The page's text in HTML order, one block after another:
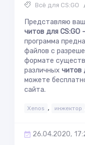
Всё для CS:GO
Представляю
читов для CS:GO
программа
файлов с
формате
различных читов
можете
сайта.
Xenos , инжектор
26.04.2020,